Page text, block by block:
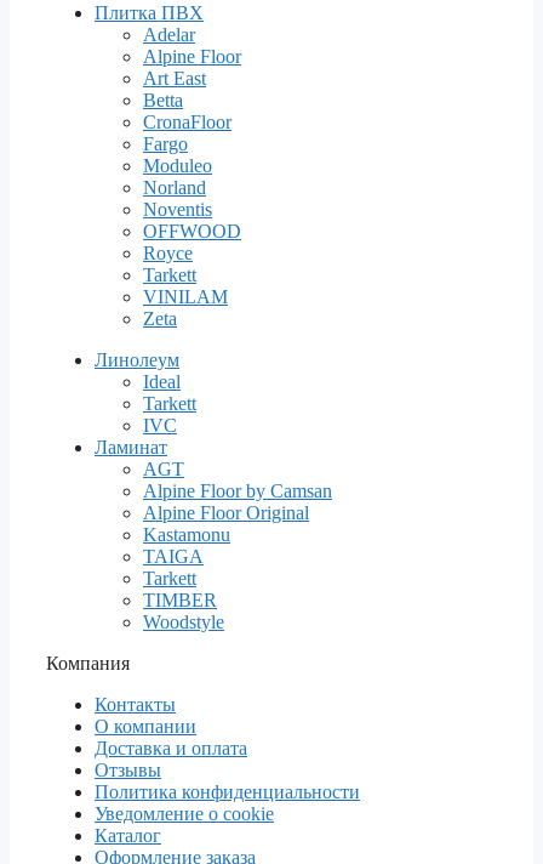
Плитка ПВХ
Adelar
Alpine Floor
Art East
Betta
CronaFloor
Fargo
Moduleo
Norland
Noventis
OFFWOOD
Royce
Tarkett
VINILAM
Zeta
Линолеум
Ideal
Tarkett
IVC
Ламинат
AGT
Alpine Floor by Camsan
Alpine Floor Original
Kastamonu
TAIGA
Tarkett
TIMBER
Woodstyle
Компания
Контакты
О компании
Доставка и оплата
Отзывы
Политика конфиденциальности
Уведомление о cookie
Каталог
Оформление заказа